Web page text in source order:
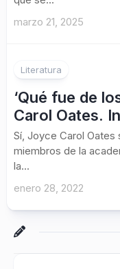
marzo 21, 2025
Literatura
‘Qué fue de
Carol Oates.
Sí, Joyce Carol Oates
miembros de la
la...
enero 28, 2022